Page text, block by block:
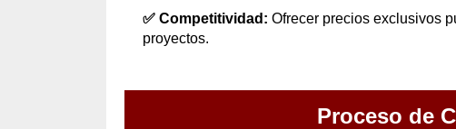
✅ Competitividad: Ofrecer precios exclusivos
proyectos.
Proceso de